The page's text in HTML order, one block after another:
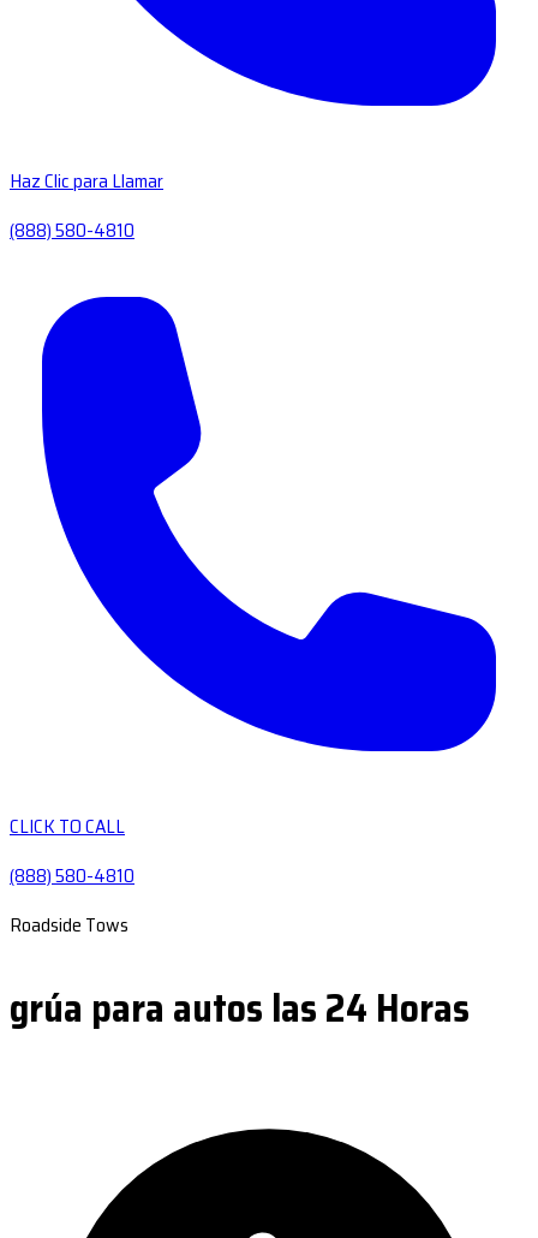
Haz Clic para Llamar
(888) 580-4810
CLICK TO CALL
(888) 580-4810
Roadside Tows
grúa para autos las 24 Horas